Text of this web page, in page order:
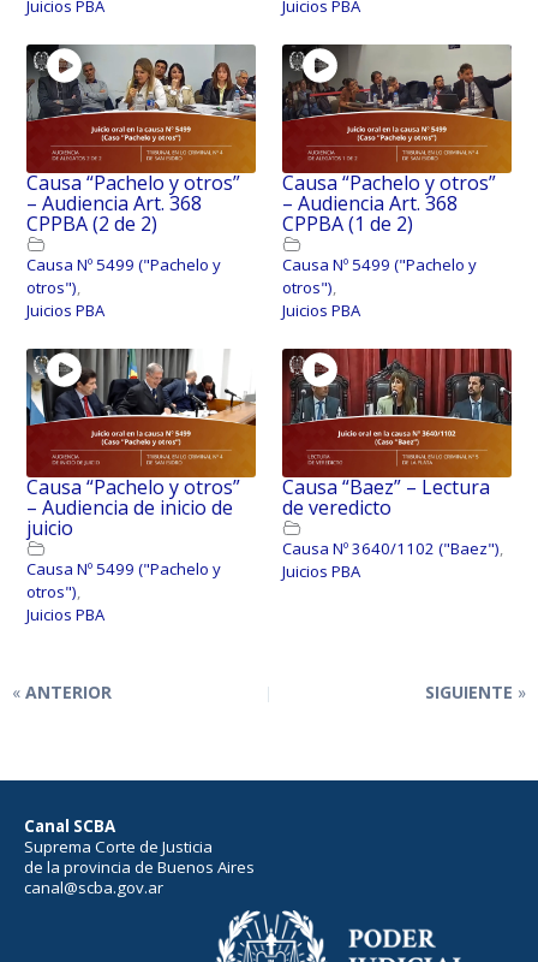
Juicios PBA
Juicios PBA
Causa “Pachelo y otros”
– Audiencia Art. 368
CPPBA (2 de 2)
Causa Nº 5499 ("Pachelo y
otros"),
Juicios PBA
Causa “Pachelo y otros”
– Audiencia Art. 368
CPPBA (1 de 2)
Causa Nº 5499 ("Pachelo y
otros"),
Juicios PBA
Causa “Pachelo y otros”
– Audiencia de inicio de
juicio
Causa Nº 5499 ("Pachelo y
otros"),
Juicios PBA
Causa “Baez” – Lectura
de veredicto
Causa Nº 3640/1102 ("Baez"),
Juicios PBA
ANTERIOR SIGUIENTE
Canal SCBA
Suprema Corte de Justicia
de la provincia de Buenos Aires
canal@scba.gov.ar